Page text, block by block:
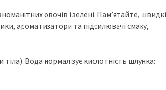
овочів і зелені. Пам’ятайте, швидкі
ароматизатори та підсилювачі смаку,
Вода нормалізує кислотність шлунка: